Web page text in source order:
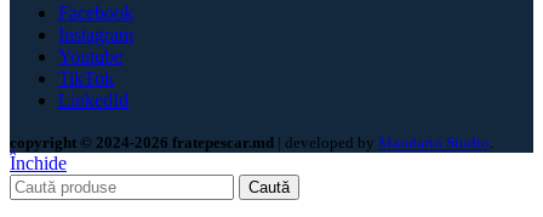
Facebook
Instagram
Youtube
TikTok
LinkedId
copyright © 2024-2026 fratepescar.md | developed by Mandarin Studio
Închide
Caută